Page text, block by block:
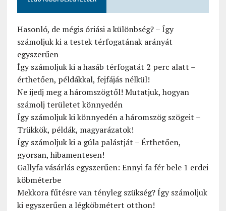
Hasonló, de mégis óriási a különbség? – Így
számoljuk ki a testek térfogatának arányát
egyszerűen
Így számoljuk ki a hasáb térfogatát 2 perc alatt –
érthetően, példákkal, fejfájás nélkül!
Ne ijedj meg a háromszögtől! Mutatjuk, hogyan
számolj területet könnyedén
Így számoljuk ki könnyedén a háromszög szögeit –
Trükkök, példák, magyarázatok!
Így számoljuk ki a gúla palástját – Érthetően,
gyorsan, hibamentesen!
Gallyfa vásárlás egyszerűen: Ennyi fa fér bele 1 erdei
köbméterbe
Mekkora fűtésre van tényleg szükség? Így számoljuk
ki egyszerűen a légköbmétert otthon!